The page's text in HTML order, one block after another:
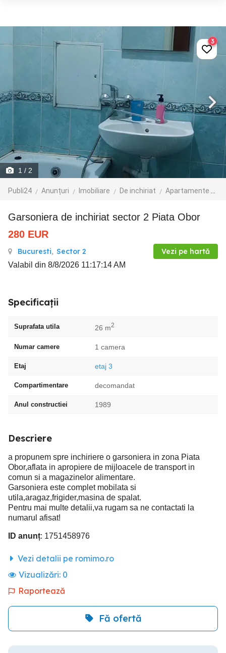
1 / 2
Publi24 Anunțuri Imobiliare De inchiriat Apartamente de inchiriat
3
Garsoniera de inchiriat sector 2 Piata Obor
280 EUR
Bucuresti, Sector 2 Vezi pe hartă
Valabil din 8/8/2026 11:17:14 AM
Specificații
Suprafata utila 26 m2
Numar camere 1 camera
Etaj etaj 3
Compartimentare decomandat
Anul constructiei 1989
Descriere
a propunem spre inchiriere o garsoniera in zona Piata
Obor,aflata in apropiere de mijloacele de transport in
comun si a magazinelor alimentare.
Garsoniera este complet mobilata si
utila,aragaz,frigider,masina de spalat.
Pentru mai multe detalii,va rugam sa ne contactati la
numarul afisat!
ID anunț: 1751458976
Vezi detalii pe romimo.ro
Vizualizări: 0
Raportează
Fă ofertă